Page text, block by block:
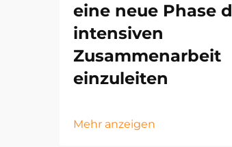
eine neue Phase
intensiven
Zusammenarbeit
einzuleiten
Mehr anzeigen